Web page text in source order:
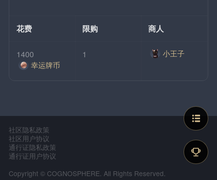
花费 限购 商人
1400
幸运牌币
1 小王子
社区隐私政策
社区用户协议
通行证隐私政策
通行证用户协议
Copyright © COGNOSPHERE. All Rights Reserved.